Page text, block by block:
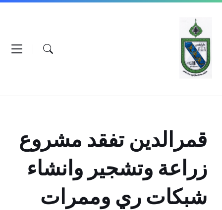
Skip
content
Skip
navigation
Skip
قمرالدين تفقد مشروع
زراعة وتشجير وانشاء
شبكات ري وممرات